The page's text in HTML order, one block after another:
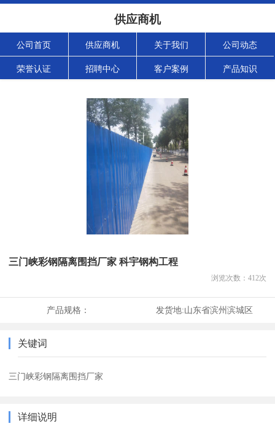
供应商机
公司首页 供应商机 关于我们 公司动态
荣誉认证 招聘中心 客户案例 产品知识
三门峡彩钢隔离围挡厂家 科宇钢构工程
浏览次数： 412次
产品规格： 发货地:山东省滨州滨城区
关键词
三门峡彩钢隔离围挡厂家
详细说明